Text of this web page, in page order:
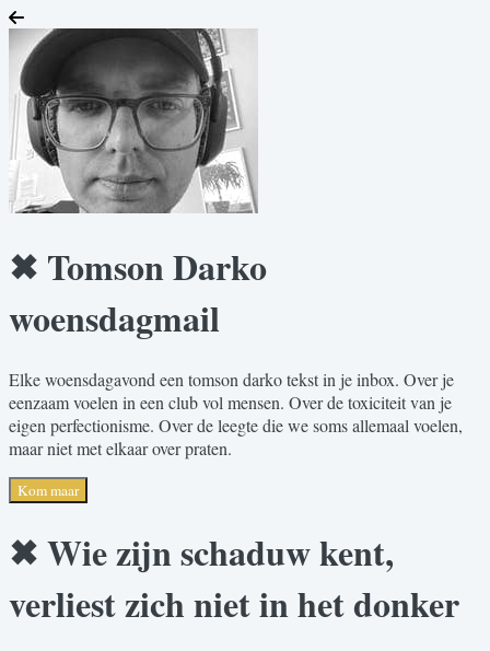
✖ Tomson Darko
woensdagmail
Elke woensdagavond een tomson darko tekst in je inbox. Over je
eenzaam voelen in een club vol mensen. Over de toxiciteit van je
eigen perfectionisme. Over de leegte die we soms allemaal voelen,
maar niet met elkaar over praten.
Kom maar
✖ Wie zijn schaduw kent,
verliest zich niet in het donker